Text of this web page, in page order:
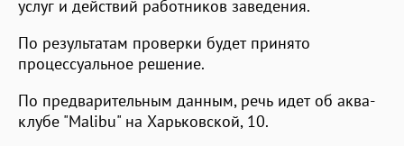
услуг и действий работников заведения.
По результатам проверки будет принято
процессуальное решение.
По предварительным данным, речь идет об аква-
клубе "Malibu" на Харьковской, 10.